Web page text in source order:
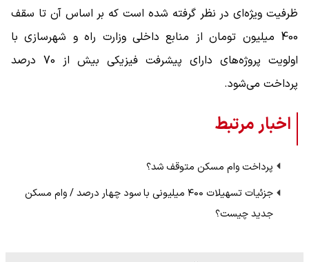
ظرفیت ویژه‌ای در نظر گرفته شده است که بر اساس آن تا سقف
400 میلیون تومان از منابع داخلی وزارت راه و شهرسازی با
اولویت پروژه‌های دارای پیشرفت فیزیکی بیش از 70 درصد
پرداخت می‌شود.
اخبار مرتبط
پرداخت وام مسکن متوقف شد؟
جزئیات تسهیلات ۴۰۰ میلیونی با سود چهار درصد / وام مسکن
جدید چیست؟